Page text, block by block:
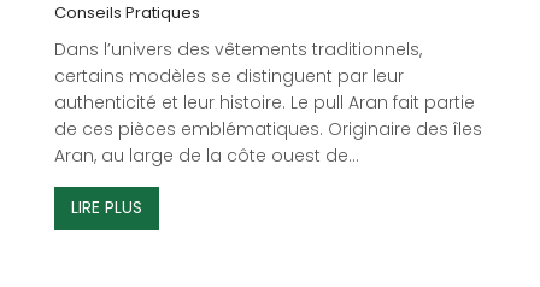
Conseils Pratiques
Dans l’univers des vêtements traditionnels,
certains modèles se distinguent par leur
authenticité et leur histoire. Le pull Aran fait partie
de ces pièces emblématiques. Originaire des îles
Aran, au large de la côte ouest de...
LIRE PLUS